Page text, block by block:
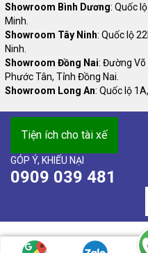
Showroom Bình Dương: Quốc
Minh.
Showroom Tây Ninh: Quốc lộ
Ninh.
Showroom Đồng Nai: Đường Võ
Phước Tân, Tỉnh Đồng Nai.
Showroom Long An: Quốc lộ
Tiện ích cho tài xế
GÓP Ý, KHIẾU NẠI
0909 039 481